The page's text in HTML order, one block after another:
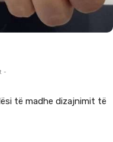
-
të madhe dizajnimit të